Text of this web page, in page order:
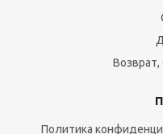
Возврат,
Политика